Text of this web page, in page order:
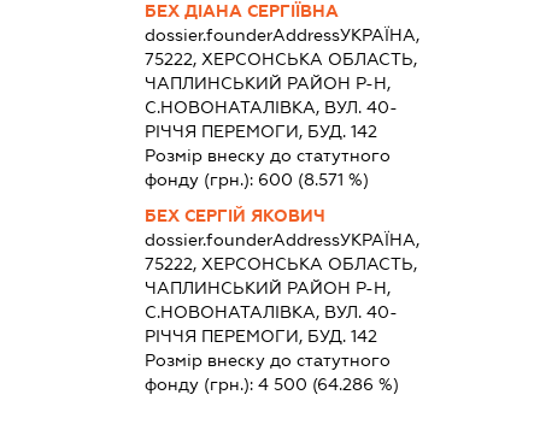
БЕХ ДІАНА СЕРГІЇВНА
dossier.founderAddressУКРАЇНА,
75222, ХЕРСОНСЬКА ОБЛАСТЬ,
ЧАПЛИНСЬКИЙ РАЙОН Р-Н,
С.НОВОНАТАЛІВКА, ВУЛ. 40-
РІЧЧЯ ПЕРЕМОГИ, БУД. 142
Розмір внеску до статутного
фонду (грн.): 600 (8.571 %)
БЕХ СЕРГІЙ ЯКОВИЧ
dossier.founderAddressУКРАЇНА,
75222, ХЕРСОНСЬКА ОБЛАСТЬ,
ЧАПЛИНСЬКИЙ РАЙОН Р-Н,
С.НОВОНАТАЛІВКА, ВУЛ. 40-
РІЧЧЯ ПЕРЕМОГИ, БУД. 142
Розмір внеску до статутного
фонду (грн.):4 500 (64.286 %)